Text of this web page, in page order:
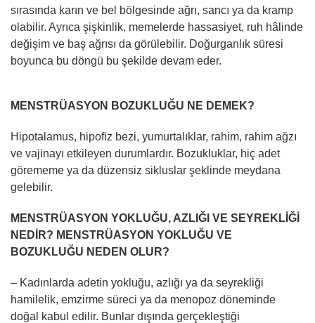
sırasında karın ve bel bölgesinde ağrı, sancı ya da kramp
olabilir. Ayrıca şişkinlik, memelerde hassasiyet, ruh hâlinde
değişim ve baş ağrısı da görülebilir. Doğurganlık süresi
boyunca bu döngü bu şekilde devam eder.
MENSTRÜASYON BOZUKLUĞU NE DEMEK?
Hipotalamus, hipofiz bezi, yumurtalıklar, rahim, rahim ağzı
ve vajinayı etkileyen durumlardır. Bozukluklar, hiç adet
görememe ya da düzensiz sikluslar şeklinde meydana
gelebilir.
MENSTRÜASYON YOKLUĞU, AZLIĞI VE SEYREKLİĞİ
NEDİR? MENSTRÜASYON YOKLUĞU VE
BOZUKLUĞU NEDEN OLUR?
– Kadınlarda adetin yokluğu, azlığı ya da seyrekliği
hamilelik, emzirme süreci ya da menopoz döneminde
doğal kabul edilir. Bunlar dışında gerçekleştiği